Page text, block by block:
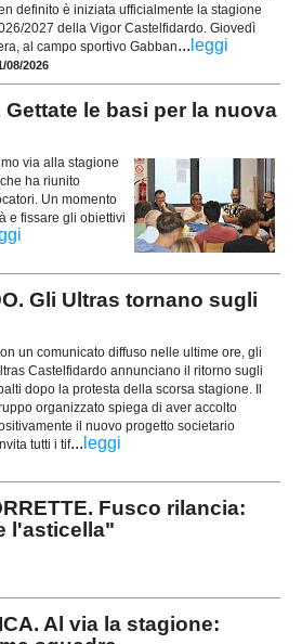
definito è iniziata ufficialmente la stagione
2027 della Vigor Castelfidardo. Giovedì
al campo sportivo Gabban... leggi
08/2026
Gettate le basi per la nuova
via alla stagione
ha riunito
Un momento
e fissare gli obiettivi
Gli Ultras tornano sugli
un comunicato diffuso nelle ultime ore, gli
Castelfidardo annunciano il ritorno sugli
dopo la protesta della scorsa stagione. Il
organizzato spiega di aver accolto
il nuovo progetto societario
tutti i tif... leggi
Fusco rilancia:
l'asticella"
Al via la stagione: